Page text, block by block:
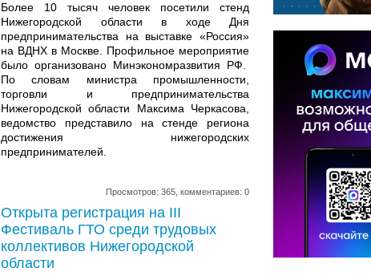
Более 10 тысяч человек посетили стенд
Нижегородской области в ходе Дня
предпринимательства на выставке «Россия»
на ВДНХ в Москве. Профильное мероприятие
было организовано Минэкономразвития РФ.
По словам министра промышленности,
торговли и предпринимательства
Нижегородской области Максима Черкасова,
ведомство представило на стенде региона
достижения нижегородских
предпринимателей.
Просмотров: 365, комментариев: 0
Открыта регистрация на III
Фестиваль ГТО среди трудовых
коллективов Нижегородской
области